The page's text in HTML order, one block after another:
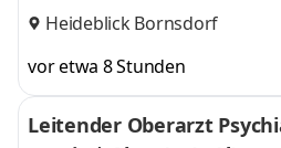
Heideblick Bornsdorf
vor etwa 8 Stunden
Leitender Oberarzt